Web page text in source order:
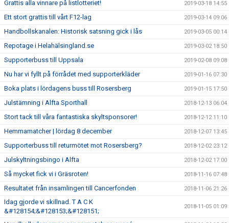
Grattis alla vinnare på listlotteriet! 2019-03-18 14:55
Ett stort grattis till vårt F12-lag 2019-03-14 09:06
Handbollskanalen: Historisk satsning gick i lås 2019-03-05 00:14
Repotage i Helahälsingland.se 2019-03-02 18:50
Supporterbuss till Uppsala 2019-02-08 09:08
Nu har vi fyllt på förrådet med supporterkläder 2019-01-16 07:30
Boka plats i lördagens buss till Rosersberg 2019-01-15 17:50
Julstämning i Alfta Sporthall 2018-12-13 06:04
Stort tack till våra fantastiska skyltsponsorer! 2018-12-12 11:10
Hemmamatcher | lördag 8 december 2018-12-07 13:45
Supporterbuss till returmötet mot Rosersberg? 2018-12-02 23:12
Julskyltningsbingo i Alfta 2018-12-02 17:00
Så mycket fick vi i Gräsroten! 2018-11-16 07:48
Resultatet från insamlingen till Cancerfonden 2018-11-06 21:26
Idag gjorde vi skillnad. T A C K
&#128154;&#128153;&#128151;
2018-11-05 01:09